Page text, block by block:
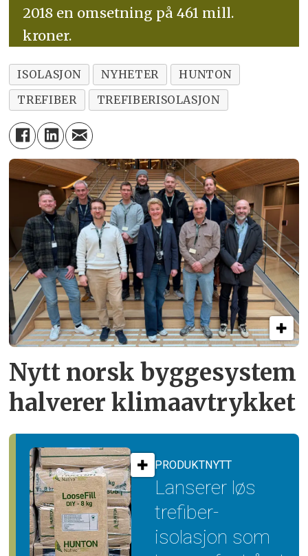
2018 en omsetning på 461 mill.
kroner.
ISOLASJON NYHETER
HUNTON
TREFIBER
TREFIBERISOLASJON
Nytt norsk byggesystem
halverer klimaavtrykket
PRODUKTNYTT
Lanserer løs
trefiber­
isolasjon som